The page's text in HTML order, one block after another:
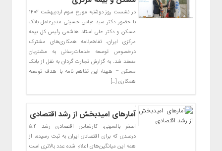
در نشست روز دوشنبه مورخ سوم اردیبهشت ۱۴۰۲
با حضور دکتر سید عباس حسینی مدیرعامل بانک
مسکن و دکتر علی استاد هاشمی رئیس کل بیمه
مرکزی ایران، تفاهم‌نامه‌ همکاری‌های مشترک
درخصوص توسعه خدمات‌رسانی به مشتریان
منعقد شد. به گزارش تجارت گردان به نقل از بانک
مسکن – هیبنا؛ این تفاهم نامه با هدف توسعه
همکاری […]
آمارهای امیدبخش از رشد اقتصادی
اصغر بالسینی، کارشناس اقتصادی رشد ۵.۴
درصدی که برای اقتصادی ایران به ثبت رسیده، از
همه این میانگین‌های اعلام شده عدد بالاتری است